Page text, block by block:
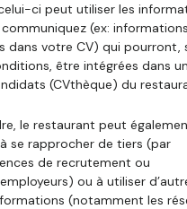
ci peut utiliser les
(ex: informations
dans votre CV) qui pourront,
être intégrées dans un
(CVthèque) du
le restaurant peut
se rapprocher de tiers (par
de recrutement ou
ou à utiliser
(notamment les